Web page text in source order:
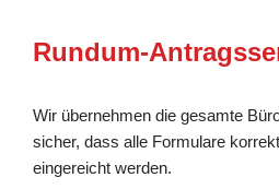
Rundum-
Wir übernehmen die gesamte
sicher, dass alle Formulare
eingereicht werden.